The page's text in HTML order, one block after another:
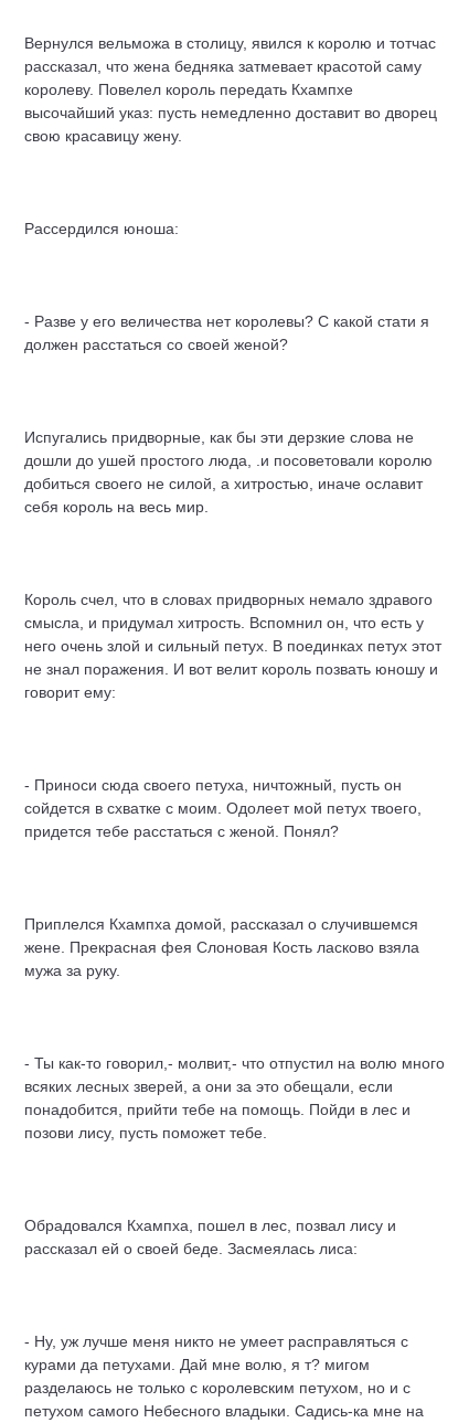
Вернулся вельможа в столицу, явился к королю и тотчас
рассказал, что жена бедняка затмевает красотой саму
королеву. Повелел король передать Кхампхе
высочайший указ: пусть немедленно доставит во дворец
свою красавицу жену.
Рассердился юноша:
- Разве у его величества нет королевы? С какой стати я
должен расстаться со своей женой?
Испугались придворные, как бы эти дерзкие слова не
дошли до ушей простого люда, .и посоветовали королю
добиться своего не силой, а хитростью, иначе ославит
себя король на весь мир.
Король счел, что в словах придворных немало здравого
смысла, и придумал хитрость. Вспомнил он, что есть у
него очень злой и сильный петух. В поединках петух этот
не знал поражения. И вот велит король позвать юношу и
говорит ему:
- Приноси сюда своего петуха, ничтожный, пусть он
сойдется в схватке с моим. Одолеет мой петух твоего,
придется тебе расстаться с женой. Понял?
Приплелся Кхампха домой, рассказал о случившемся
жене. Прекрасная фея Слоновая Кость ласково взяла
мужа за руку.
- Ты как-то говорил,- молвит,- что отпустил на волю много
всяких лесных зверей, а они за это обещали, если
понадобится, прийти тебе на помощь. Пойди в лес и
позови лису, пусть поможет тебе.
Обрадовался Кхампха, пошел в лес, позвал лису и
рассказал ей о своей беде. Засмеялась лиса:
- Ну, уж лучше меня никто не умеет расправляться с
курами да петухами. Дай мне волю, я т? мигом
разделаюсь не только с королевским петухом, но и с
петухом самого Небесного владыки. Садись-ка мне на